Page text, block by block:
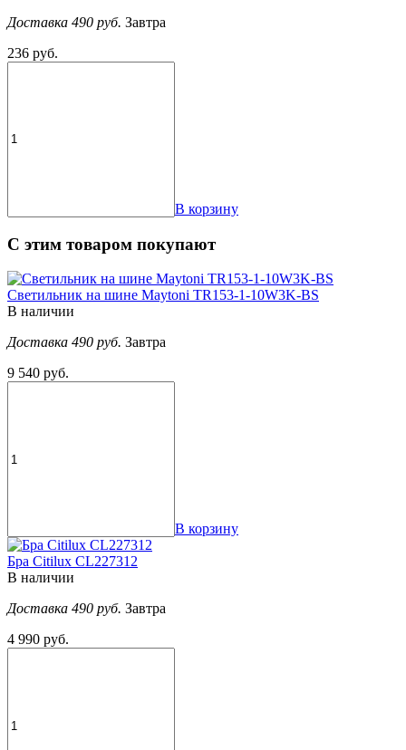
Доставка 490 руб. Завтра
236 руб.
В корзину
С этим товаром покупают
Светильник на шине Maytoni TR153-1-10W3K-BS
В наличии
Доставка 490 руб. Завтра
9 540 руб.
В корзину
Бра Citilux CL227312
В наличии
Доставка 490 руб. Завтра
4 990 руб.